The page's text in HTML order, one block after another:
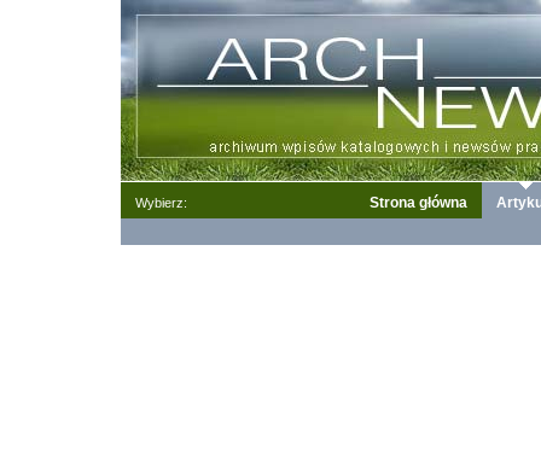
Wybierz: Strona główna